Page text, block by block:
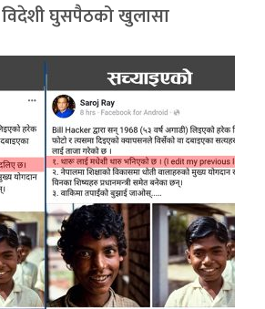
घुसपैठको खुलासा